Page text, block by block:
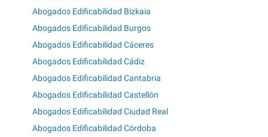
Abogados Edificabilidad Bizkaia
Abogados Edificabilidad Burgos
Abogados Edificabilidad Cáceres
Abogados Edificabilidad Cádiz
Abogados Edificabilidad Cantabria
Abogados Edificabilidad Castellón
Abogados Edificabilidad Ciudad Real
Abogados Edificabilidad Córdoba